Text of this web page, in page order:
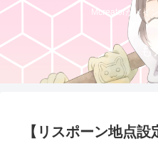
Mcreatorがメイ
【リスポーン地点